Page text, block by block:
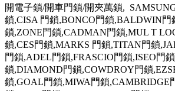
開電子鎖/開車門鎖/開夾萬鎖,
鎖,CISA 門鎖,BONCO門鎖,BALDWIN門
鎖,ZONE門鎖,CADMAN門鎖,MUL T
鎖,CES門鎖,MARKS 門鎖,TITAN門鎖
門鎖,ADEL門鎖,FRASCIO門鎖,ISEO門
鎖,DIAMOND門鎖,COWDROY門鎖
鎖,GOAL門鎖,MIWA門鎖,CAMBRIDGE